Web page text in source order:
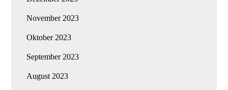
November 2023
Oktober 2023
September 2023
August 2023